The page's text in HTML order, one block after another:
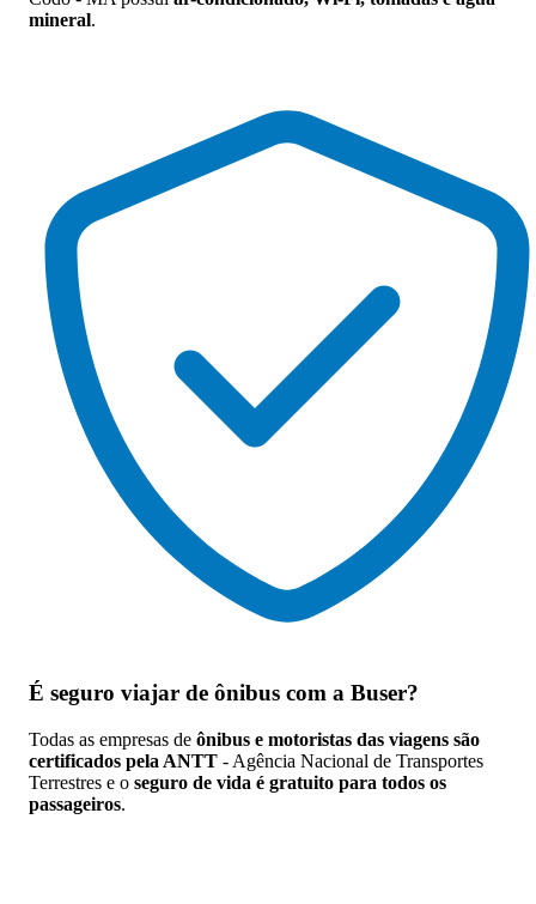
mineral.
É seguro viajar de ônibus com a Buser?
Todas as empresas de ônibus e motoristas das viagens são
certificados pela ANTT - Agência Nacional de Transportes
Terrestres e o seguro de vida é gratuito para todos os
passageiros.